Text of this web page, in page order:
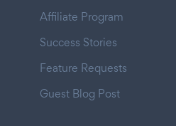
Affiliate Program
Success Stories
Feature Requests
Guest Blog Post